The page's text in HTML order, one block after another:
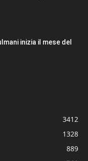
inizia il mese del
3412
1328
889